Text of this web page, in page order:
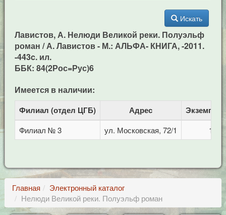
Искать
Лавистов, А. Нелюди Великой реки. Полуэльф
роман / А. Лавистов - М.: АЛЬФА- КНИГА, -2011.
-443c. ил.
ББК: 84(2Рос=Рус)6
Имеется в наличии:
Филиал (отдел ЦГБ) Адрес
Филиал № 3 ул. Московская, 72/1 1
Главная
Электронный каталог
Нелюди Великой реки. Полуэльф роман